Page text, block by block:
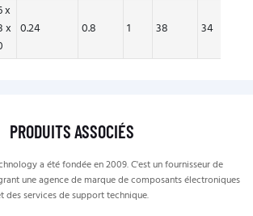
x
x 0.24 0.8 1 38 34
PRODUITS ASSOCIÉS
a été fondée en 2009. C'est un fournisseur de
une agence de marque de composants électroniques
des services de support technique.